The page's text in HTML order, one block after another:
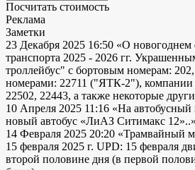
Посчитать стоимость
Реклама
Заметки
23 Декабря 2025 16:50 «О
транспорта 2025 - 2026 гг.
троллейбус" с бортовым номерам:
номерами: 22711 ("ЯТК-2"), компании
22502, 22443, а также некоторые
10 Апреля 2025 11:16 «На
новый автобус «ЛиАЗ Ситимакс 12»..»
14 Февраля 2025 20:20 «Трамвайный
15 февраля 2025 г. UPD: 15 февраля
второй половине дня (в первой